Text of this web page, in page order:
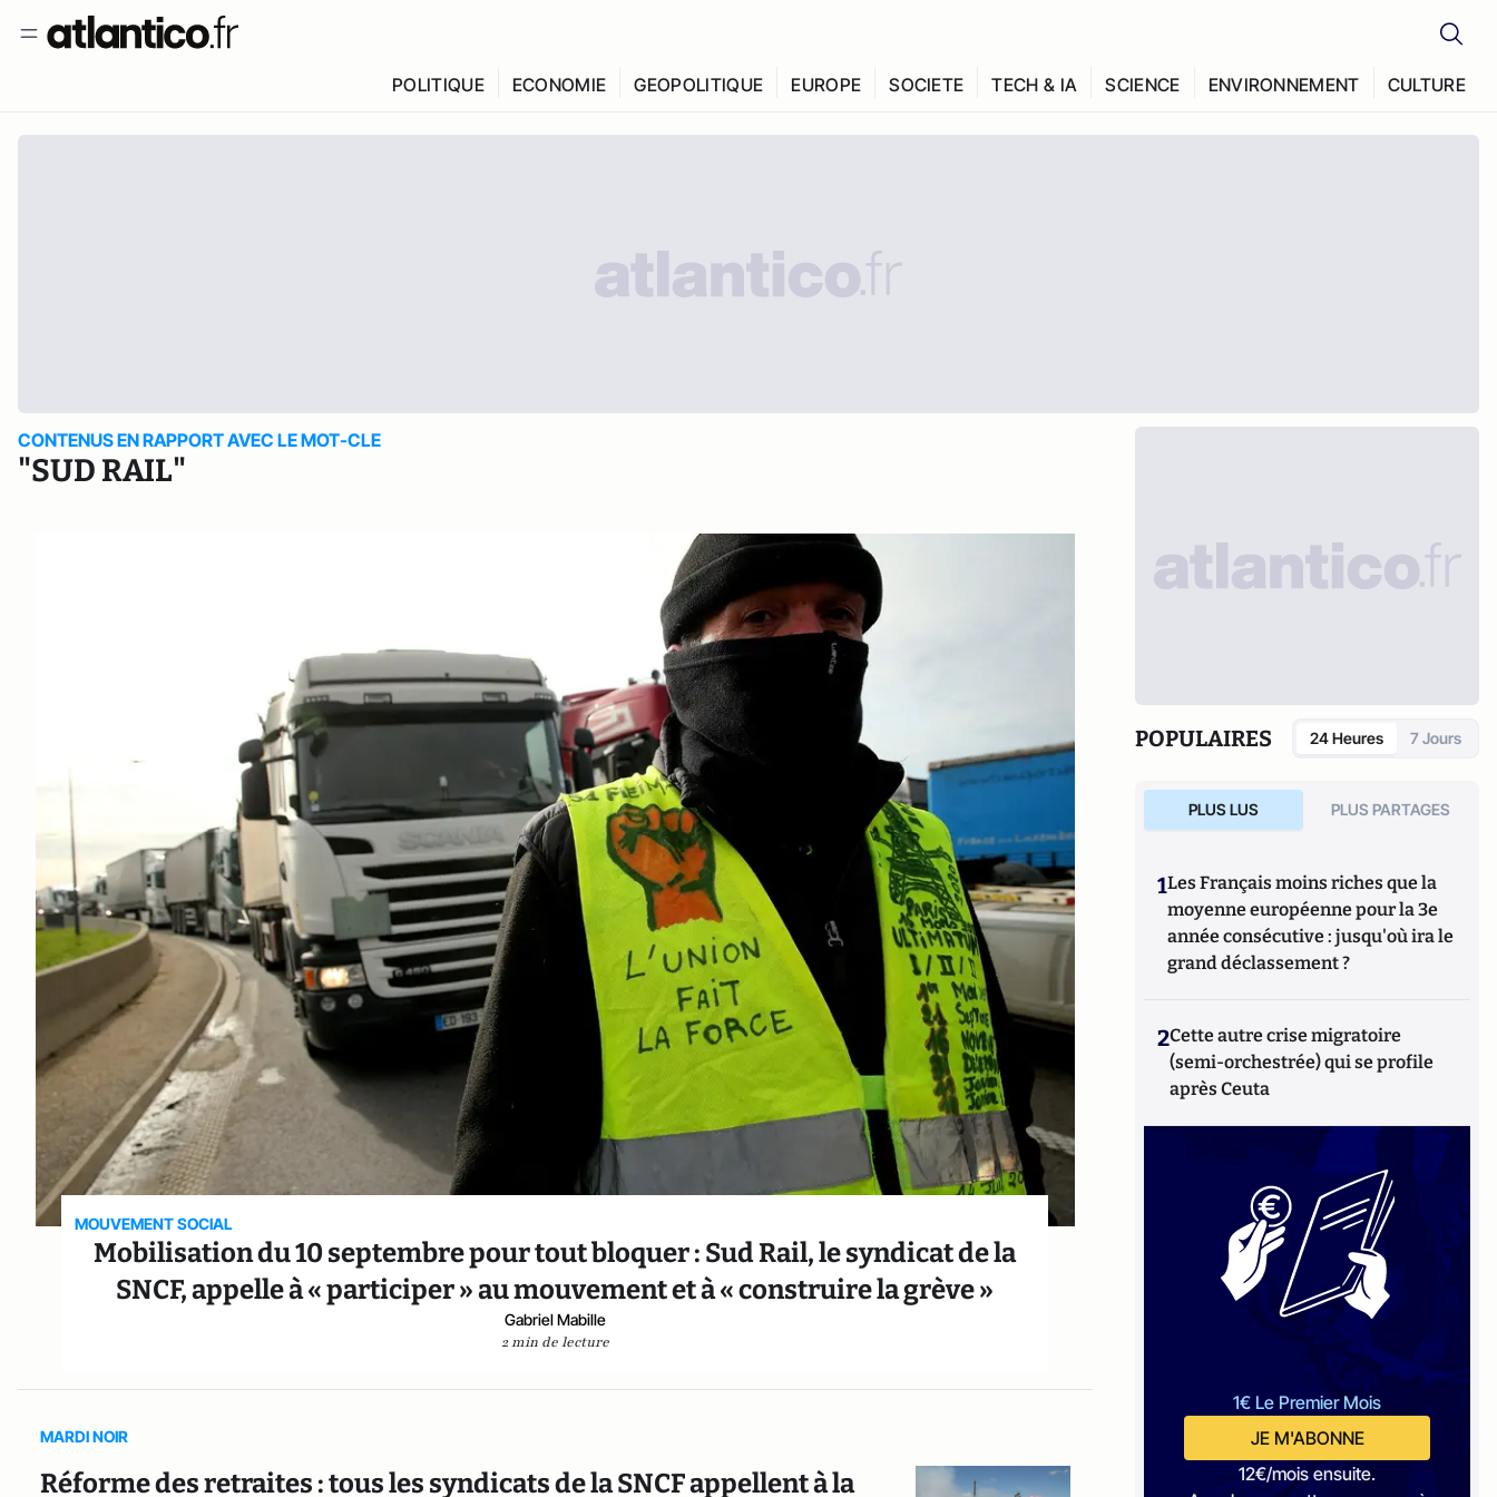
POLITIQUE ECONOMIE GEOPOLITIQUE EUROPE SOCIETE TECH & IA SCIENCE ENVIRONNEMENT CULTURE
CONTENUS EN RAPPORT AVEC LE MOT-CLE
"SUD RAIL"
MOUVEMENT SOCIAL
Mobilisation du 10 septembre pour tout bloquer : Sud Rail, le syndicat de la
SNCF, appelle à « participer » au mouvement et à « construire la grève »
Gabriel Mabille
2 min de lecture
MARDI NOIR
Réforme des retraites : tous les syndicats de la SNCF appellent à la
POPULAIRES 24 Heures 7 Jours
PLUS LUS PLUS PARTAGES
1Les Français moins riches que la
moyenne européenne pour la 3e
année consécutive : jusqu'où ira le
grand déclassement ?
2Cette autre crise migratoire
(semi-orchestrée) qui se profile
après Ceuta
1€ Le Premier Mois
JE M'ABONNE
12€/mois ensuite.